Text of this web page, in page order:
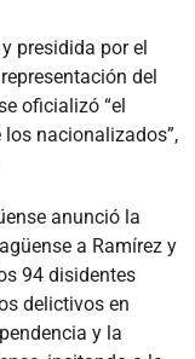
presidida por el
del
oficializó “el
nacionalizados”,
anunció la
a Ramírez y
94 disidentes
delictivos en
y la